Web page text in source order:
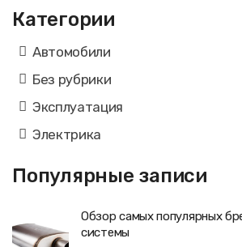
Категории
Автомобили
Без рубрики
Эксплуатация
Электрика
Популярные записи
Обзор самых популярных
системы